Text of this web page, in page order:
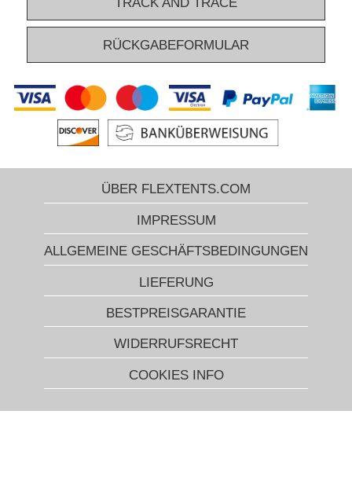
RÜCKGABEFORMULAR
ÜBER FLEXTENTS.COM
IMPRESSUM
ALLGEMEINE GESCHÄFTSBEDINGUNGEN
LIEFERUNG
BESTPREISGARANTIE
WIDERRUFSRECHT
COOKIES INFO